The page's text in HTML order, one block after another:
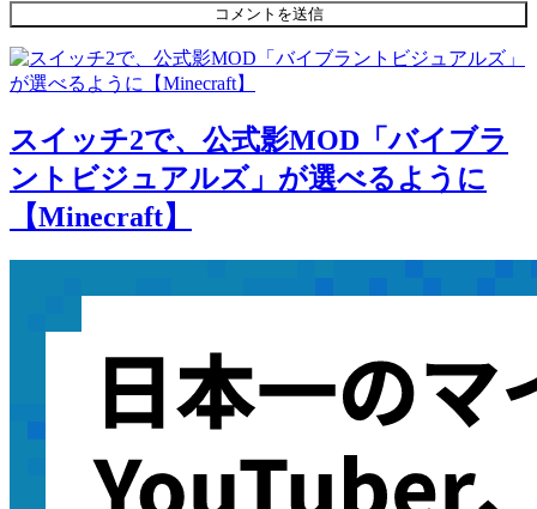
スイッチ2で、公式影MOD「バイブラ
ントビジュアルズ」が選べるように
【Minecraft】